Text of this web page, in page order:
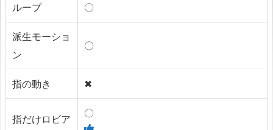
ループ 〇
派生モーショ
ン
〇
指の動き ✖
指だけロビア
〇